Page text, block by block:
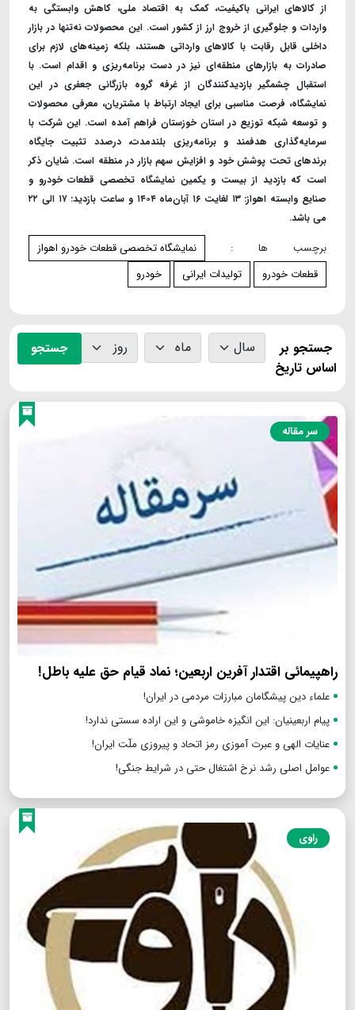
از کالاهای ایرانی باکیفیت، کمک به اقتصاد ملی، کاهش وابستگی به
واردات و جلوگیری از خروج ارز از کشور است. این محصولات نه‌تنها در بازار
داخلی قابل رقابت با کالاهای وارداتی هستند، بلکه زمینه‌های لازم برای
صادرات به بازارهای منطقه‌ای نیز در دست برنامه‌ریزی و اقدام است. با
استقبال چشمگیر بازدیدکنندگان از غرفه گروه بازرگانی جعفری در این
نمایشگاه، فرصت مناسبی برای ایجاد ارتباط با مشتریان، معرفی محصولات
و توسعه شبکه توزیع در استان خوزستان فراهم آمده است. این شرکت با
سرمایه‌گذاری هدفمند و برنامه‌ریزی بلندمدت، درصدد تثبیت جایگاه
برندهای تحت پوشش خود و افزایش سهم بازار در منطقه است. شایان ذکر
است که بازدید از بیست و یکمین نمایشگاه تخصصی قطعات خودرو و
صنایع وابسته اهواز: ۱۳ لغایت ۱۶ آبان‌ماه ۱۴۰۴ و ساعت بازدید: ۱۷ الی ۲۲
می باشد.
برچسب ها :
نمایشگاه تخصصی قطعات خودرو اهواز
قطعات خودرو
تولیدات ایرانی خودرو
جستجو بر
اساس تاریخ
جستجو
سر مقاله
راهپیمائی اقتدار آفرین اربعین؛ نماد قیام حق علیه باطل!
علماء دین پیشگامان مبارزات مردمی در ایران!
پیام اربعینیان: این انگیزه خاموشی و این اراده سستی ندارد!
عنایات الهی و عبرت آموزی رمز اتحاد و پیروزی ملّت ایران!
عوامل اصلی رشد نرخ اشتغال حتی در شرایط جنگی!
راوی